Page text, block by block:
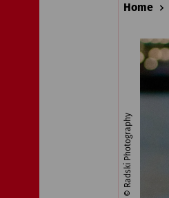
Home
© Radski Photography